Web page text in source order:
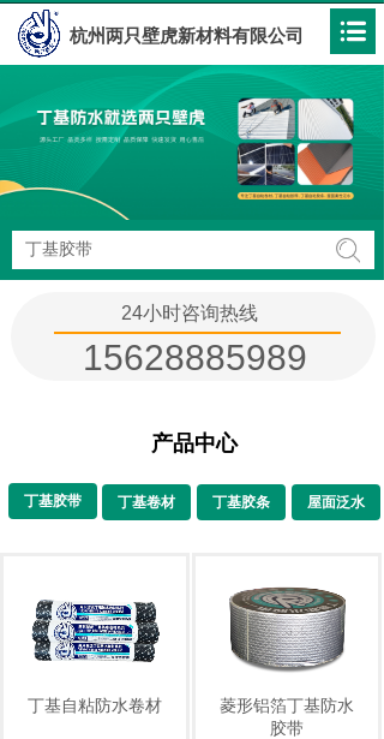
15628885989
24小时咨询热线
产品中心
丁基自粘防水卷材
菱形铝箔丁基防水
胶带
丁基卷材 丁基胶条 屋面泛水
丁基胶带
杭州两只壁虎新材料有限公司